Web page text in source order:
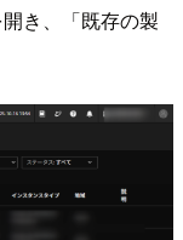
き、「既存の製